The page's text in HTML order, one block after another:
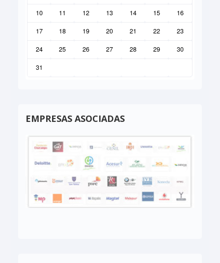
10 11 12 13 14 15 16
17 18 19 20 21 22 23
24 25 26 27 28 29 30
31
EMPRESAS ASOCIADAS